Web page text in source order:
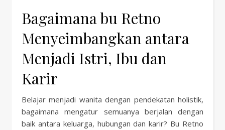
Bagaimana bu Retno
Menyeimbangkan antara
Menjadi Istri, Ibu dan
Karir
Belajar menjadi wanita dengan pendekatan holistik,
bagaimana mengatur semuanya berjalan dengan
baik antara keluarga, hubungan dan karir? Bu Retno